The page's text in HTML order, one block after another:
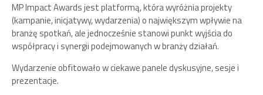
MP Impact Awards jest platformą, która wyróżnia projekty
(kampanie, inicjatywy, wydarzenia) o największym wpływie na
branżę spotkań, ale jednocześnie stanowi punkt wyjścia do
współpracy i synergii podejmowanych w branży działań.
Wydarzenie obfitowało w ciekawe panele dyskusyjne, sesje i
prezentacje.